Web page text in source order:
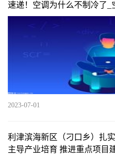
速递！空调为什么不制冷了_
2023-07-01
利津滨海新区（刁口乡）扎
主导产业培育 推进重点项目